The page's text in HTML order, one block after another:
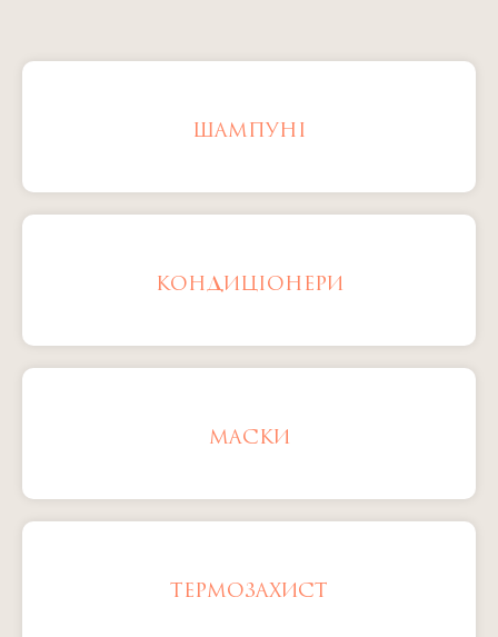
ШАМПУНІ
КОНДИЦІОНЕРИ
МАСКИ
ТЕРМОЗАХИСТ